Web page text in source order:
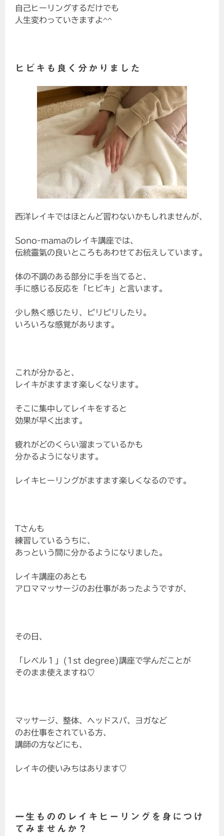
自己ヒーリングするだけでも
人生変わっていきますよ^^
ヒビキも良く分かりました
西洋レイキではほとんど習わないかもしれませんが、
Sono-mamaのレイキ講座では、
伝統靈氣の良いところもあわせてお伝えしています。
体の不調のある部分に手を当てると、
手に感じる反応を「ヒビキ」と言います。
少し熱く感じたり、ピリピリしたり。
いろいろな感覚があります。
これが分かると、
レイキがますます楽しくなります。
そこに集中してレイキをすると
効果が早く出ます。
疲れがどのくらい溜まっているかも
分かるようになります。
レイキヒーリングがますます楽しくなるのです。
Tさんも
練習しているうちに、
あっという間に分かるようになりました。
レイキ講座のあとも
アロママッサージのお仕事があったようですが、
その日、
「レベル１」(1st degree)講座で学んだことが
そのまま使えますね♡
マッサージ、整体、ヘッドスパ、ヨガなど
のお仕事をされている方、
講師の方などにも、
レイキの使いみちはあります♡
一生もののレイキヒーリングを身につけ
てみませんか？